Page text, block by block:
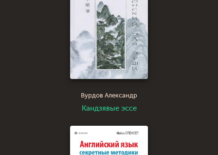
Вурдов Александр
Кандзявые эссе